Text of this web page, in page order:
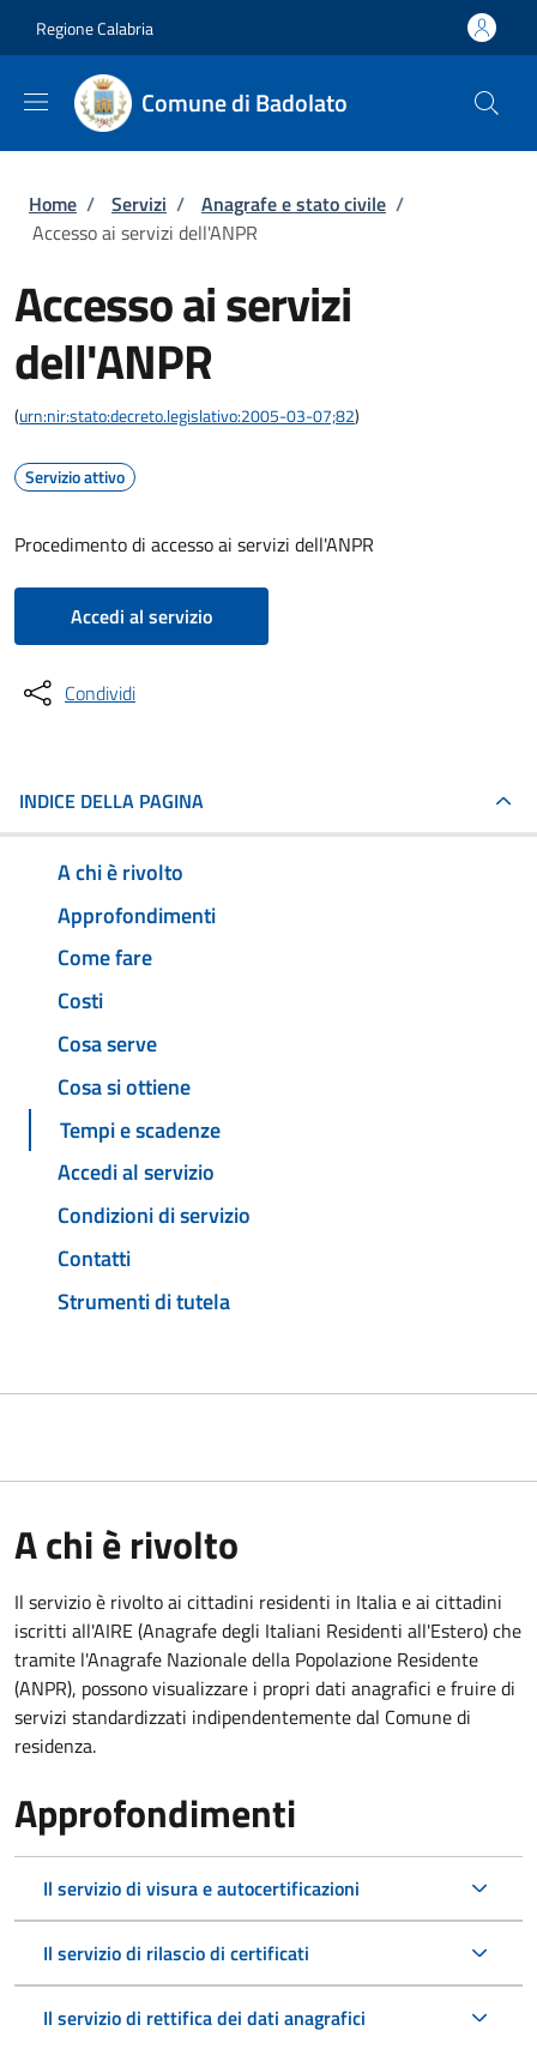
Regione Calabria
Comune di Badolato
Briciole di pane
Home / Servizi / Anagrafe e stato civile /
Accesso ai servizi dell'ANPR
Accesso ai servizi
dell'ANPR
(urn:nir:stato:decreto.legislativo:2005-03-07;82)
Servizio attivo
Procedimento di accesso ai servizi dell'ANPR
Accedi al servizio
Condividi
INDICE DELLA PAGINA
A chi è rivolto
Approfondimenti
Come fare
Costi
Cosa serve
Cosa si ottiene
Tempi e scadenze
Accedi al servizio
Condizioni di servizio
Contatti
Strumenti di tutela
A chi è rivolto
Il servizio è rivolto ai cittadini residenti in Italia e ai cittadini
iscritti all'AIRE (Anagrafe degli Italiani Residenti all'Estero) che
tramite l'Anagrafe Nazionale della Popolazione Residente
(ANPR), possono visualizzare i propri dati anagrafici e fruire di
servizi standardizzati indipendentemente dal Comune di
residenza.
Approfondimenti
Il servizio di visura e autocertificazioni
Il servizio di rilascio di certificati
Il servizio di rettifica dei dati anagrafici